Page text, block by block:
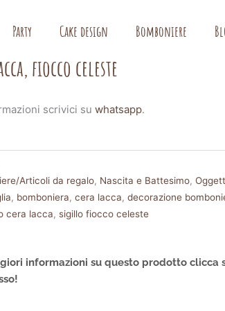
Party Cake design Bomboniere
fiocco celeste
scrivici suwhatsapp.
Articoli da regalo, Nascita e Battesimo,
, bomboniera,cera lacca,decorazione
cera lacca,sigillo fiocco celeste
informazioni su questo prodotto clicca